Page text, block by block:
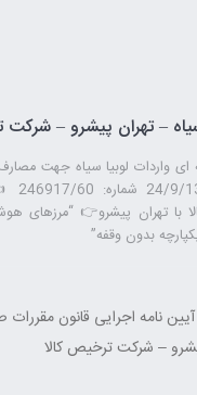
– تهران پیشرو –
ای واردات لوبیا سیاه جهت
با تهران پیشرو👉 “مرزهای
بدون وقفه”